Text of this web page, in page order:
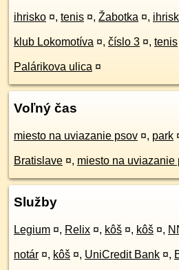
ihrisko ¤, tenis ¤, Žabotka ¤,
klub Lokomotíva ¤, číslo 3 ¤, tenis
Palárikova ulica ¤
Voľný čas
miesto na uviazanie psov ¤, park
Bratislave ¤, miesto na uviazanie
Služby
Legium ¤, Relix ¤, kôš ¤, kôš ¤,
notár ¤, kôš ¤, UniCredit Bank ¤,